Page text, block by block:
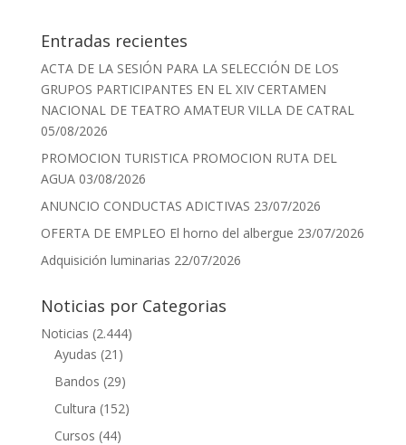
Entradas recientes
ACTA DE LA SESIÓN PARA LA SELECCIÓN DE LOS
GRUPOS PARTICIPANTES EN EL XIV CERTAMEN
NACIONAL DE TEATRO AMATEUR VILLA DE CATRAL
05/08/2026
PROMOCION TURISTICA PROMOCION RUTA DEL
AGUA 03/08/2026
ANUNCIO CONDUCTAS ADICTIVAS 23/07/2026
OFERTA DE EMPLEO El horno del albergue 23/07/2026
Adquisición luminarias 22/07/2026
Noticias por Categorias
Noticias (2.444)
Ayudas (21)
Bandos (29)
Cultura (152)
Cursos (44)